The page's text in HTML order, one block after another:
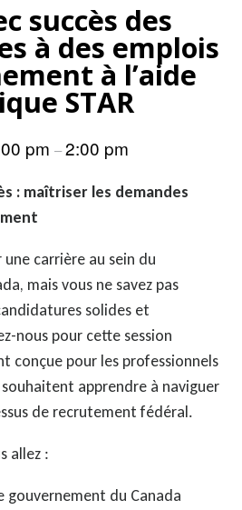
succès des
à des emplois
à l’aide
STAR
pm –2:00 pm
: maîtriser les demandes
carrière au sein du
mais vous ne savez pas
solides et
nous pour cette session
conçue pour les professionnels
apprendre à naviguer
de recrutement fédéral.
allez :
gouvernement du Canada